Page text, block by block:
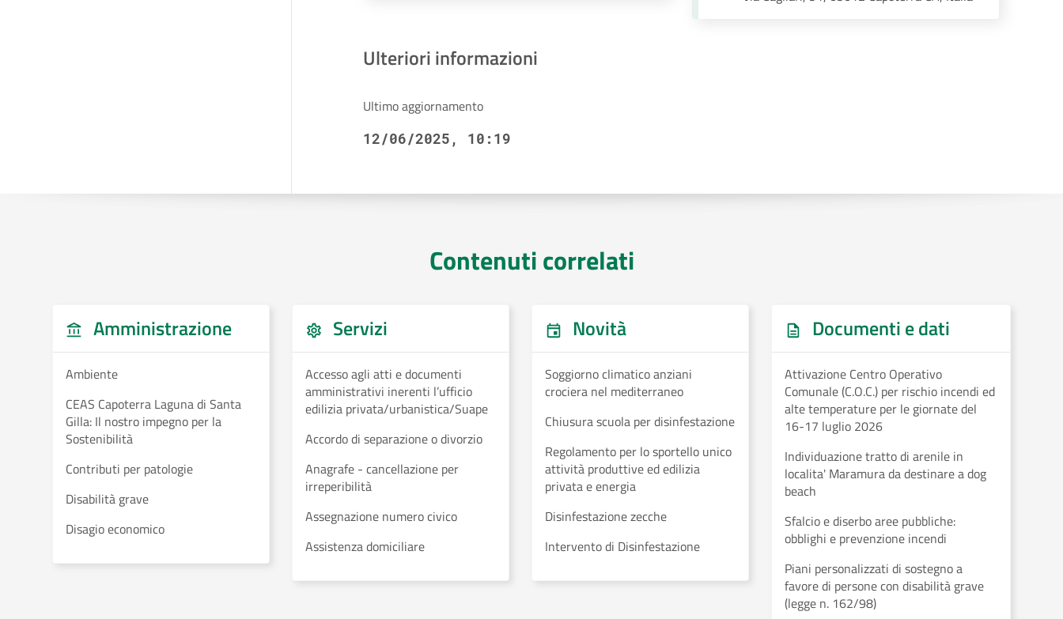
Ulteriori informazioni
Ultimo aggiornamento
12/06/2025, 10:19
Contenuti correlati
Amministrazione
Ambiente
CEAS Capoterra Laguna di Santa
Gilla: Il nostro impegno per la
Sostenibilità
Contributi per patologie
Disabilità grave
Disagio economico
Servizi
Accesso agli atti e documenti
amministrativi inerenti l’ufficio
edilizia privata/urbanistica/Suape
Accordo di separazione o divorzio
Anagrafe - cancellazione per
irreperibilità
Assegnazione numero civico
Assistenza domiciliare
Novità
Soggiorno climatico anziani
crociera nel mediterraneo
Chiusura scuola per disinfestazione
Regolamento per lo sportello unico
attività produttive ed edilizia
privata e energia
Disinfestazione zecche
Intervento di Disinfestazione
Documenti e dati
Attivazione Centro Operativo
Comunale (C.O.C.) per rischio incendi ed
alte temperature per le giornate del
16-17 luglio 2026
Individuazione tratto di arenile in
localita' Maramura da destinare a dog
beach
Sfalcio e diserbo aree pubbliche:
obblighi e prevenzione incendi
Piani personalizzati di sostegno a
favore di persone con disabilità grave
(legge n. 162/98)